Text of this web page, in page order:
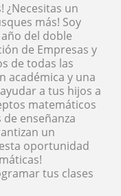
¿Necesitas un
más! Soy
del doble
de Empresas y
de todas las
académica y una
a tus hijos a
matemáticos
enseñanza
un
oportunidad
tus clases